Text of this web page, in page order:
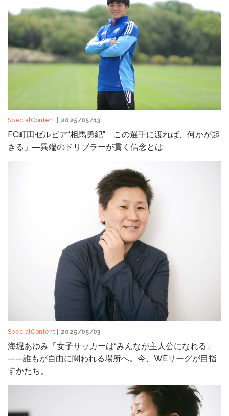
SpecialContent | 2025/05/13
FC町田ゼルビア“相馬勇紀”「この選手に渡れば、何かが起
きる」―異端のドリブラーが貫く信念とは
SpecialContent | 2025/05/03
海堀あゆみ「女子サッカーは“みんなが主人公になれる」
——誰もが自由に関われる場所へ。今、WEリーグが目指
すかたち。